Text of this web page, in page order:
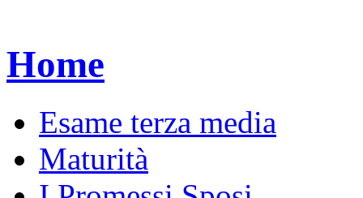
Home
Esame terza media
Maturità